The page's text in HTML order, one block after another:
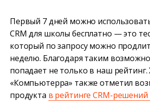
Первый 7 дней можно
CRM для школы бесплатно — это
который по запросу можно
неделю. Благодаря таким
попадает не только в наш
«Компьютерра» также отметил
продукта в рейтинге CRM-решений